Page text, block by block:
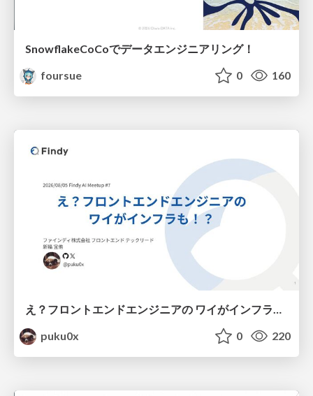
SnowflakeCoCoでデータエンジニアリング！
foursue
0 160
puku0x
0 220